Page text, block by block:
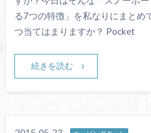
る7つの特徴」を私なりにまとめ
つ当てはまりますか？ Pocket
続きを読む